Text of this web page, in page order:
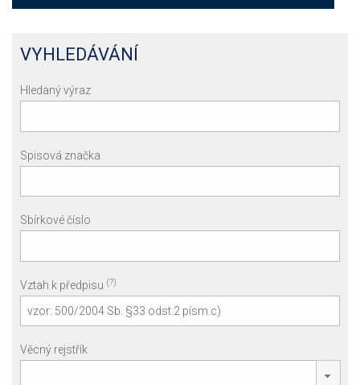
VYHLEDÁVÁNÍ
Hledaný výraz
Spisová značka
Sbírkové číslo
Vztah k předpisu (?)
Věcný rejstřík